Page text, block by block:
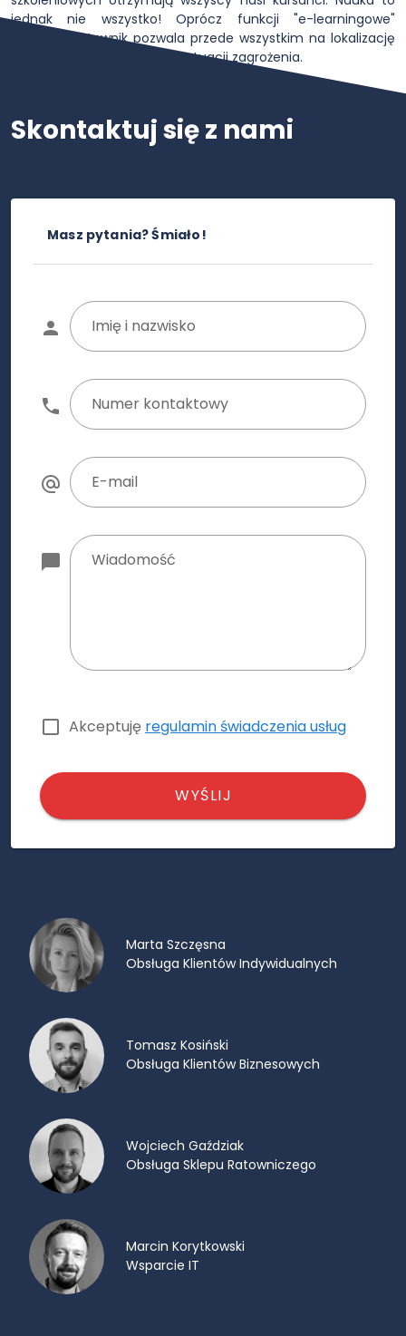
jednak nie wszystko! Oprócz funkcji "e-learningowe"
aplikacja Ratownik pozwala przede wszystkim na lokalizację
AED i wzywanie pomocy w sytuacji zagrożenia.
Skontaktuj się z nami
Masz pytania? Śmiało!
Imię i nazwisko
Numer kontaktowy
E-mail
Wiadomość
Akceptuję regulamin świadczenia usług
WYŚLIJ
Marta Szczęsna
Obsługa Klientów Indywidualnych
Tomasz Kosiński
Obsługa Klientów Biznesowych
Wojciech Gaździak
Obsługa Sklepu Ratowniczego
Marcin Korytkowski
Wsparcie IT